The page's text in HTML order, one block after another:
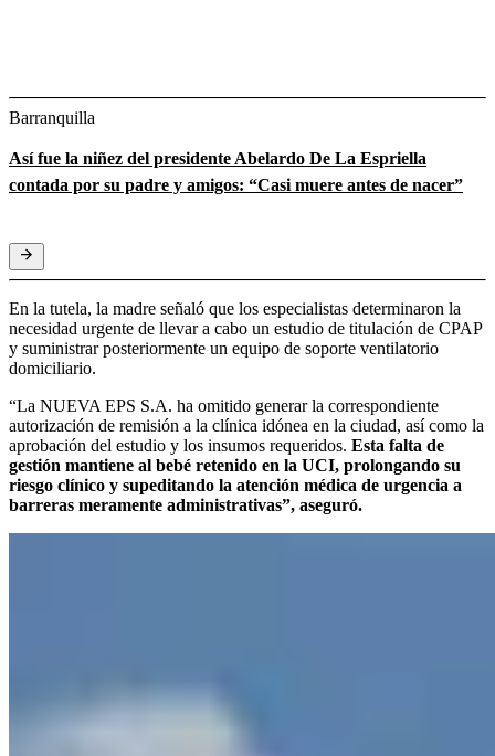
Barranquilla
Así fue la niñez del presidente Abelardo De La Espriella
contada por su padre y amigos: “Casi muere antes de nacer”
En la tutela, la madre señaló que los especialistas determinaron la
necesidad urgente de llevar a cabo un estudio de titulación de CPAP
y suministrar posteriormente un equipo de soporte ventilatorio
domiciliario.
“La NUEVA EPS S.A. ha omitido generar la correspondiente
autorización de remisión a la clínica idónea en la ciudad, así como la
aprobación del estudio y los insumos requeridos. Esta falta de
gestión mantiene al bebé retenido en la UCI, prolongando su
riesgo clínico y supeditando la atención médica de urgencia a
barreras meramente administrativas”, aseguró.